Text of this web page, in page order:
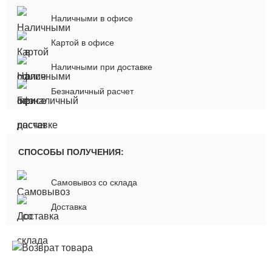
Наличными в офисе
Картой в офисе
Наличными при доставке
Безналичный расчет
СПОСОБЫ ПОЛУЧЕНИЯ:
Самовывоз со склада
Доставка